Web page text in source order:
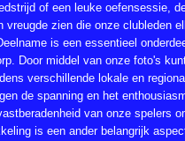
of een leuke oefensessie,
vreugde zien die onze clubleden
is een essentieel
Door middel van onze foto's
verschillende lokale en
de spanning en het
van onze spelers
is een ander belangrijk